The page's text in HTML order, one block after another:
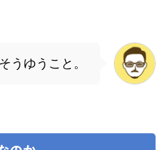
そうゆうこと。